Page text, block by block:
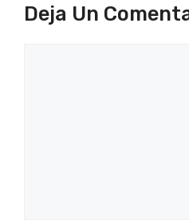
Deja Un